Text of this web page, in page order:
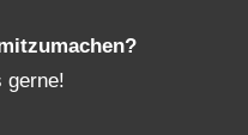
gerne!